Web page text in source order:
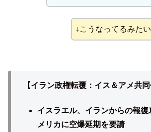
↓こうなってるみた
【イラン政権転覆：イス＆アメ共同
イスラエル、イランからの報
メリカに空爆延期を要請